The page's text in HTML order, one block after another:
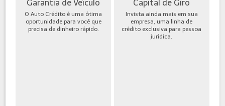
Garantia de Veículo
O Auto Crédito é uma ótima
oportunidade para você que
precisa de dinheiro rápido.
Capital de Giro
Invista ainda mais em sua
empresa, uma linha de
crédito exclusiva para pessoa
jurídica.